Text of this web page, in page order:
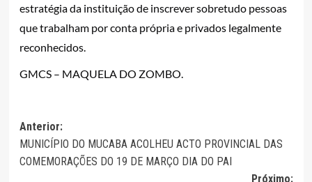
estratégia da instituição de inscrever sobretudo pessoas
que trabalham por conta própria e privados legalmente
reconhecidos.
GMCS – MAQUELA DO ZOMBO.
Navegação
de
artigos
Anterior:
MUNICÍPIO DO MUCABA ACOLHEU ACTO PROVINCIAL DAS
COMEMORAÇÕES DO 19 DE MARÇO DIA DO PAI
Próximo: